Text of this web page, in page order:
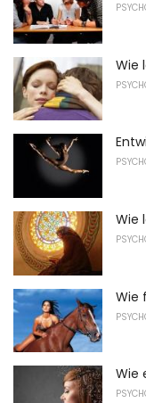
Wie
Wie
Wie
Wie